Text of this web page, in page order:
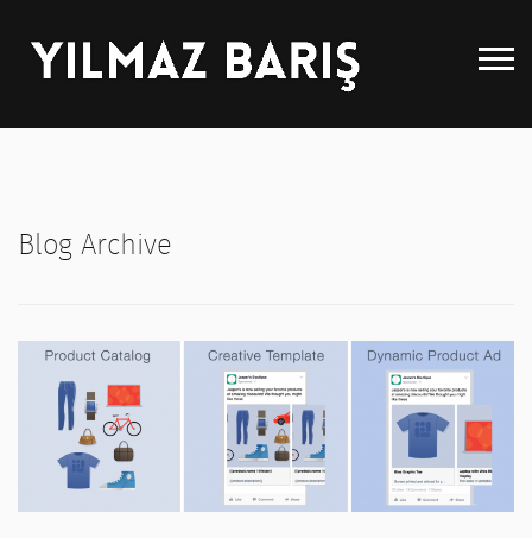
Blog
Referanslar
İletişim
Blog Archive